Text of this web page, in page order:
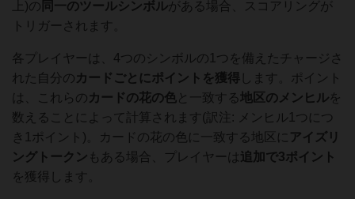
上)の 同一のツールシンボルがある場合、スコアリングが
トリガーされます。
各プレイヤーは、4つのシンボルの1つを備えたチャージさ
れた自分のカードごとにポイントを獲得 します。ポイント
は、これらのカードの花の色と一致する地区のメンヒルを
数えることによって計算されます(訳注: メンヒル1つにつ
き1ポイント)。カードの花の色に一致する地区に
アイズリ
ングトークン もある場合、プレイヤーは 追加で3ポイント
を獲得します。